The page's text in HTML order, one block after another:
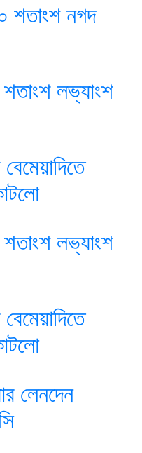
শতাংশ নগদ
শতাংশ লভ্যাংশ
শতাংশ লভ্যাংশ
লেনদেন